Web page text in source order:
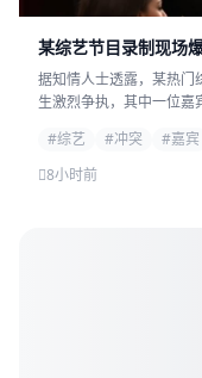
某综艺节目录制现场
据知情人士透露，某热门
生激烈争执，其中一位嘉
#综艺
#冲突
#嘉宾
8小时前